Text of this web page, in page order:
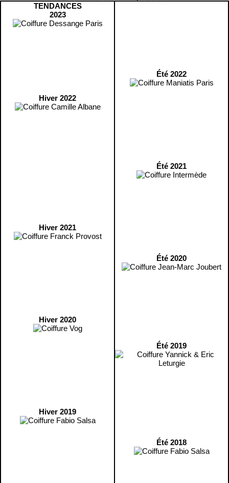
TENDANCES
2023
Hiver 2022
Hiver 2021
Hiver 2020
Hiver 2019
Été 2022
Été 2021
Été 2020
Été 2019
Été 2018